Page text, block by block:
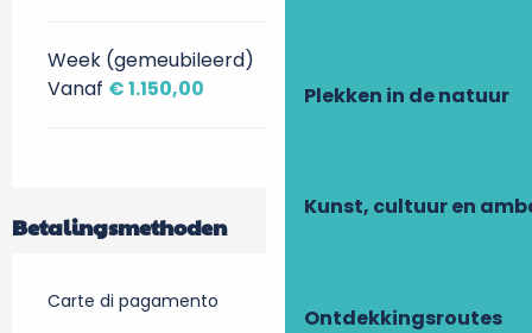
Plekken in de natuur
Kunst, cultuur en
Ontdekkingsroutes
Week (gemeubileerd)
Vanaf € 1.150,00
Betalingsmethoden
Carte di pagamento